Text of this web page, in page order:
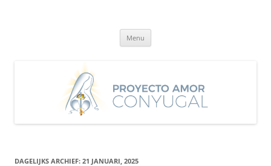
Menu
DAGELIJKS ARCHIEF: 21 JANUARI, 2025